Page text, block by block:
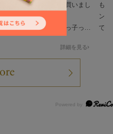
詳細を見る
姪っ子のプレゼントで買いまし
た。
絵柄が沢山あるなか姪っ子っぽ
ャだったみたいで喜んで貰いま
も
ン
で